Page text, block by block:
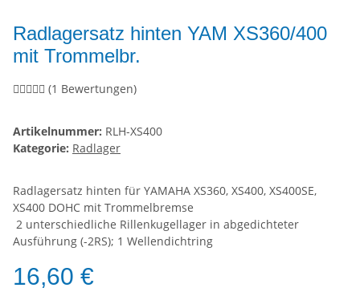
Radlagersatz hinten YAM XS360/400
mit Trommelbr.
(1 Bewertungen)
Artikelnummer: RLH-XS400
Kategorie: Radlager
Radlagersatz hinten für YAMAHA XS360, XS400, XS400SE,
XS400 DOHC mit Trommelbremse
2 unterschiedliche Rillenkugellager in abgedichteter
Ausführung (-2RS); 1 Wellendichtring
16,60 €